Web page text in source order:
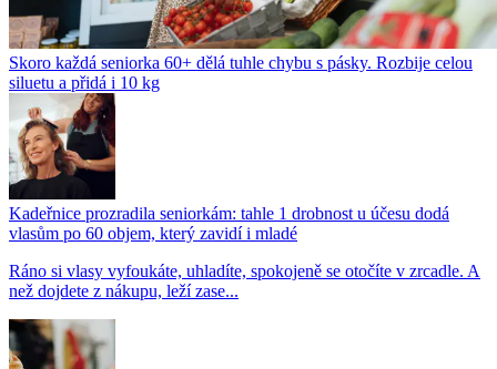
Skoro každá seniorka 60+ dělá tuhle chybu s pásky. Rozbije celou
siluetu a přidá i 10 kg
Kadeřnice prozradila seniorkám: tahle 1 drobnost u účesu dodá
vlasům po 60 objem, který zavidí i mladé
Ráno si vlasy vyfoukáte, uhladíte, spokojeně se otočíte v zrcadle. A
než dojdete z nákupu, leží zase...